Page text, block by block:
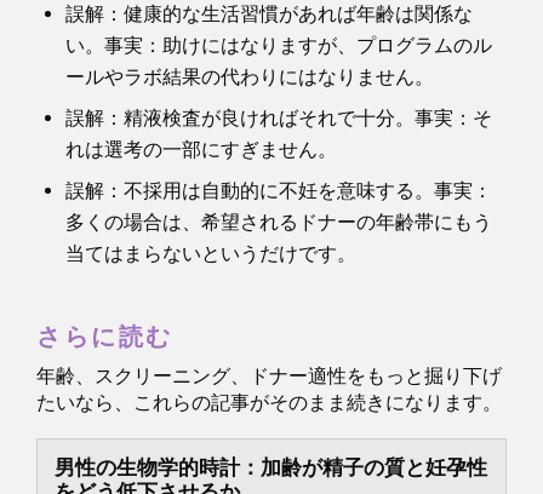
誤解：健康的な生活習慣があれば年齢は関係な
い。事実：助けにはなりますが、プログラムのル
ールやラボ結果の代わりにはなりません。
誤解：精液検査が良ければそれで十分。事実：そ
れは選考の一部にすぎません。
誤解：不採用は自動的に不妊を意味する。事実：
多くの場合は、希望されるドナーの年齢帯にもう
当てはまらないというだけです。
さらに読む
年齢、スクリーニング、ドナー適性をもっと掘り下げ
たいなら、これらの記事がそのまま続きになります。
男性の生物学的時計：加齢が精子の質と妊孕性